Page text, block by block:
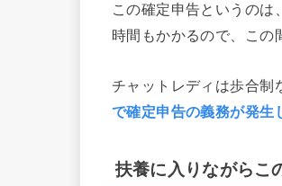
この確定申告というのは
時間もかかるので、この
チャットレディは歩合制
で確定申告の義務が発生
扶養に入りながらこ